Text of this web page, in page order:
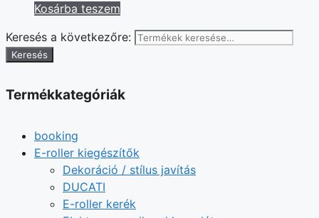
Kosárba teszem
Keresés a következőre:
Keresés
Termékkategóriák
booking
E-roller kiegészítők
Dekoráció / stílus javítás
DUCATI
E-roller kerék